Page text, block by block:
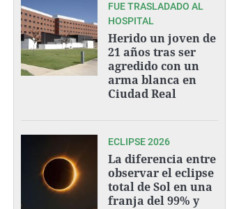
FUE TRASLADADO AL
HOSPITAL
Herido un joven de
21 años tras ser
agredido con un
arma blanca en
Ciudad Real
ECLIPSE 2026
La diferencia entre
observar el eclipse
total de Sol en una
franja del 99% y